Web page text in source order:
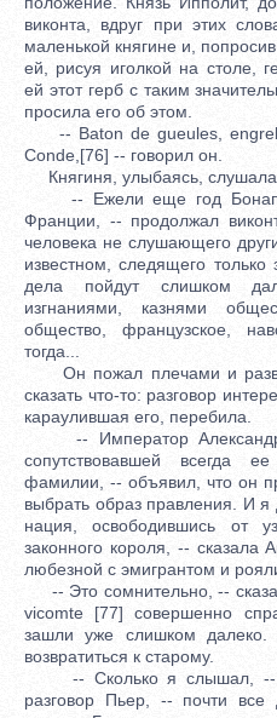
виконта, вдруг при этих
маленькой княгине и,
ей, рисуя иголкой на столе,
ей этот герб с таким
просила его об этом.
-- Baton de gueules,
Conde,[76] -- говорил он.
Княгиня, улыбаясь, слушала.
-- Ежели еще год
Франции, -- продолжал
человека не слушающего
известном, следящего
дела пойдут слишком
изгнаниями, казнями
общество, французское,
тогда...
Он пожал плечами и
сказать что-то: разговор
караулившая его, перебила.
-- Император Александр,
сопутствовавшей всегда
фамилии, -- объявил, что он
выбрать образ правления. И
нация, освободившись от
законного короля, -- сказала
любезной с эмигрантом и
-- Это сомнительно, --
vicomte [77] совершенно
зашли уже слишком
возвратиться к старому.
-- Сколько я слышал, --
разговор Пьер, -- почти